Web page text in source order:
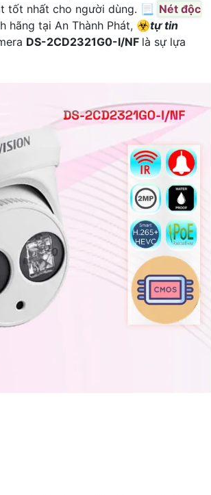
tốt nhất cho người dùng. 📃 Nét độc
hãng tại An Thành Phát, ☣️tự tin
DS-2CD2321G0-I/NF là sự lựa